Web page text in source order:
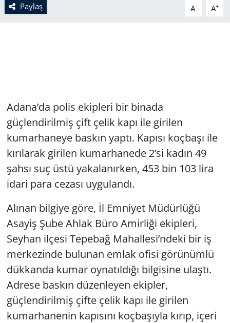
Paylaş A- A+
Adana’da polis ekipleri bir binada
güçlendirilmiş çift çelik kapı ile girilen
kumarhaneye baskın yaptı. Kapısı koçbaşı ile
kırılarak girilen kumarhanede 2’si kadın 49
şahsı suç üstü yakalanırken, 453 bin 103 lira
idari para cezası uygulandı.
Alınan bilgiye göre, İl Emniyet Müdürlüğü
Asayiş Şube Ahlak Büro Amirliği ekipleri,
Seyhan ilçesi Tepebağ Mahallesi’ndeki bir iş
merkezinde bulunan emlak ofisi görünümlü
dükkanda kumar oynatıldığı bilgisine ulaştı.
Adrese baskın düzenleyen ekipler,
güçlendirilmiş çifte çelik kapı ile girilen
kumarhanenin kapısını koçbaşıyla kırıp, içeri